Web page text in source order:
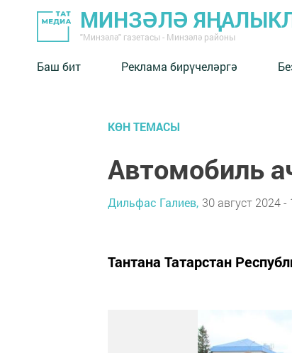
МИНЗӘЛӘ
"Минзәлә" газетасы - Минзәлә районы
Баш бит Реклама бирүчеләргә
КӨН ТЕМАСЫ
Автомобиль
Дильфас Галиев, 30 август 2024 -
Тантана Татарстан